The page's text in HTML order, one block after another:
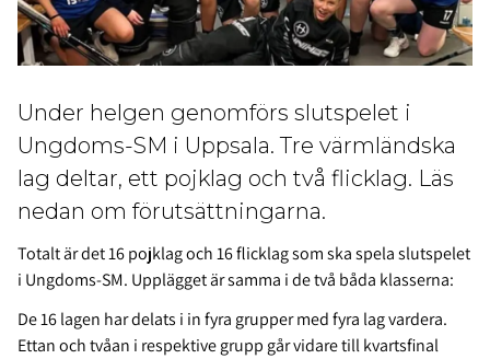
Under helgen genomförs slutspelet i
Ungdoms-SM i Uppsala. Tre värmländska
lag deltar, ett pojklag och två flicklag. Läs
nedan om förutsättningarna.
Totalt är det 16 pojklag och 16 flicklag som ska spela slutspelet
i Ungdoms-SM. Upplägget är samma i de två båda klasserna:
De 16 lagen har delats i in fyra grupper med fyra lag vardera.
Ettan och tvåan i respektive grupp går vidare till kvartsfinal